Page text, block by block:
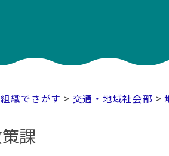
組織でさがす > 交通・地域社会部 >
課